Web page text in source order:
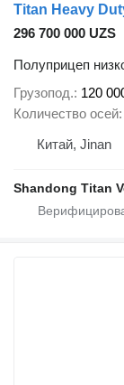
296 700 000 UZS
Полуприцеп
Грузопод. 120
Количество осей
Китай, Jinan
Shandong Titan